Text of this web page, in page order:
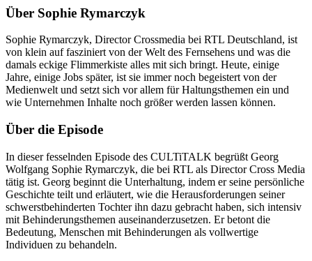
Über Sophie Rymarczyk
Sophie Rymarczyk, Director Crossmedia bei RTL Deutschland, ist
von klein auf fasziniert von der Welt des Fernsehens und was die
damals eckige Flimmerkiste alles mit sich bringt. Heute, einige
Jahre, einige Jobs später, ist sie immer noch begeistert von der
Medienwelt und setzt sich vor allem für Haltungsthemen ein und
wie Unternehmen Inhalte noch größer werden lassen können.
Über die Episode
In dieser fesselnden Episode des CULTiTALK begrüßt Georg
Wolfgang Sophie Rymarczyk, die bei RTL als Director Cross Media
tätig ist. Georg beginnt die Unterhaltung, indem er seine persönliche
Geschichte teilt und erläutert, wie die Herausforderungen seiner
schwerstbehinderten Tochter ihn dazu gebracht haben, sich intensiv
mit Behinderungsthemen auseinanderzusetzen. Er betont die
Bedeutung, Menschen mit Behinderungen als vollwertige
Individuen zu behandeln.